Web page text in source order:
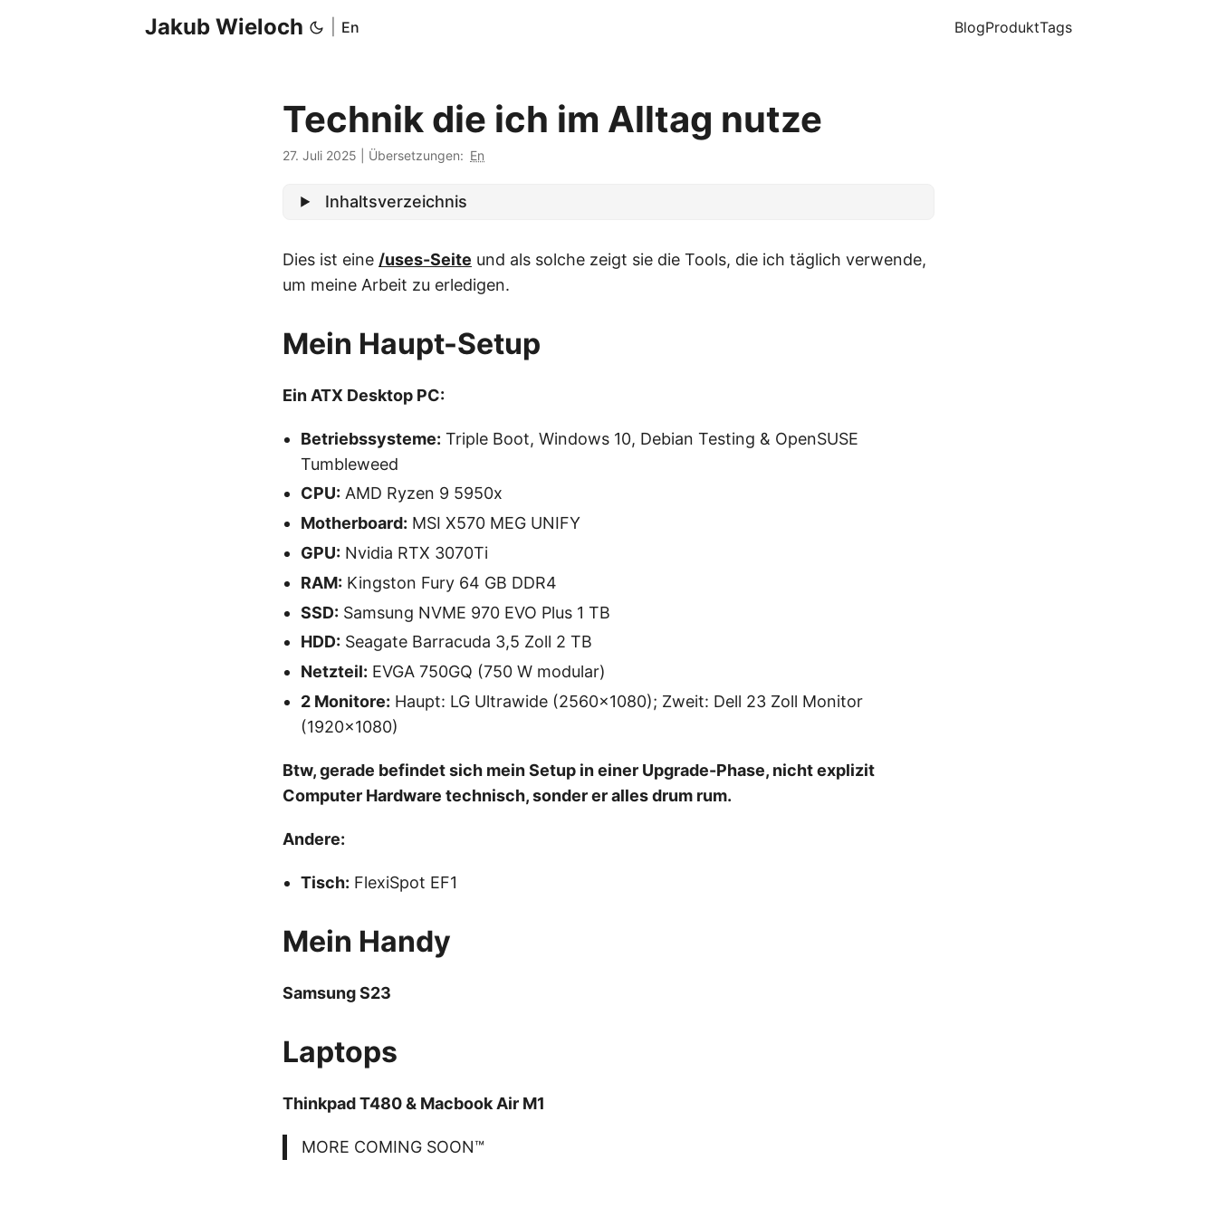
Jakub Wieloch En BlogProduktTags
Technik die ich im Alltag nutze
27. Juli 2025 Übersetzungen: En
Inhaltsverzeichnis
Dies ist eine /uses-Seite und als solche zeigt sie die Tools, die ich täglich verwende,
um meine Arbeit zu erledigen.
Mein Haupt-Setup
Ein ATX Desktop PC:
Betriebssysteme: Triple Boot, Windows 10, Debian Testing & OpenSUSE
Tumbleweed
CPU: AMD Ryzen 9 5950x
Motherboard: MSI X570 MEG UNIFY
GPU: Nvidia RTX 3070Ti
RAM: Kingston Fury 64 GB DDR4
SSD: Samsung NVME 970 EVO Plus 1 TB
HDD: Seagate Barracuda 3,5 Zoll 2 TB
Netzteil: EVGA 750GQ (750 W modular)
2 Monitore: Haupt: LG Ultrawide (2560x1080); Zweit: Dell 23 Zoll Monitor
(1920x1080)
Btw, gerade befindet sich mein Setup in einer Upgrade-Phase, nicht explizit
Computer Hardware technisch, sonder er alles drum rum.
Andere:
Tisch: FlexiSpot EF1
Mein Handy
Samsung S23
Laptops
Thinkpad T480 & Macbook Air M1
MORE COMING SOON™